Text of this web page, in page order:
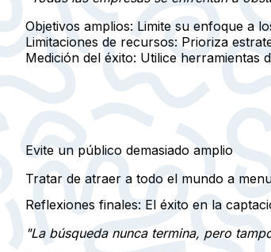
Objetivos amplios: Limite su enfoque a
Limitaciones de recursos: Prioriza
Medición del éxito: Utilice herramientas
Evite un público demasiado amplio
Tratar de atraer a todo el mundo a
Reflexiones finales: El éxito en la
"La búsqueda nunca termina, pero